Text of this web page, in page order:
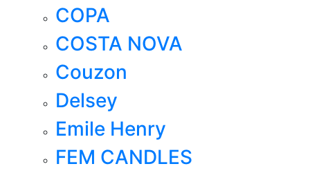
COPA
COSTA NOVA
Couzon
Delsey
Emile Henry
FEM CANDLES